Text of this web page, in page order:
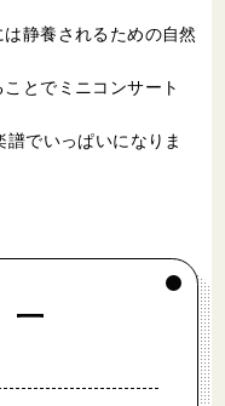
静養されるための自然
とでミニコンサート
でいっぱいになりま